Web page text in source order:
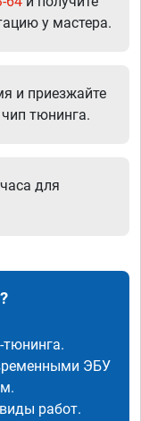
у мастера.
и приезжайте
тюнинга.
для
ЭБУ
работ.